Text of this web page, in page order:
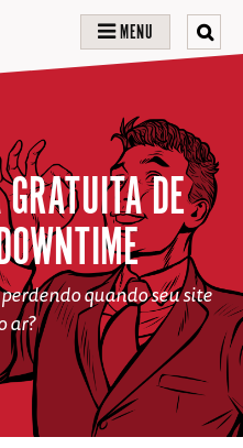
MENU
DE
quando seu site
ar?